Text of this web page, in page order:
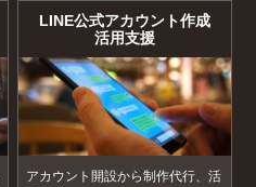
LINE公式アカウント作成
活用支援
アカウント開設から制作代行、活